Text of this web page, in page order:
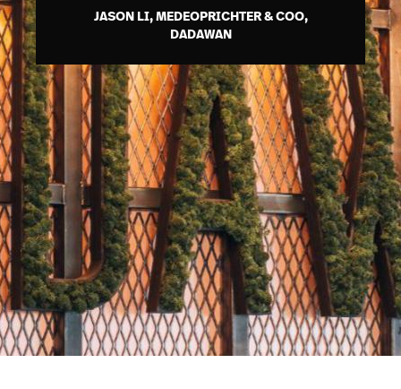
JASON LI, MEDEOPRICHTER & COO,
DADAWAN